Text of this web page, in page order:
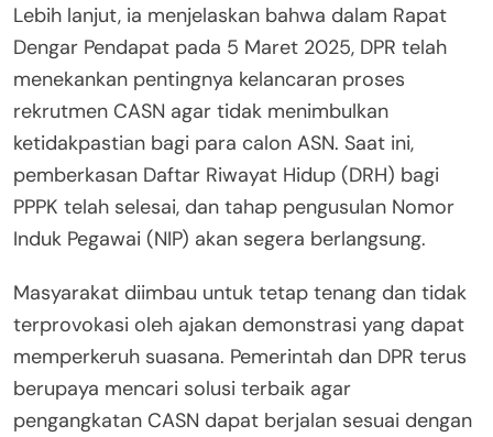
Lebih lanjut, ia menjelaskan bahwa dalam Rapat
Dengar Pendapat pada 5 Maret 2025, DPR telah
menekankan pentingnya kelancaran proses
rekrutmen CASN agar tidak menimbulkan
ketidakpastian bagi para calon ASN. Saat ini,
pemberkasan Daftar Riwayat Hidup (DRH) bagi
PPPK telah selesai, dan tahap pengusulan Nomor
Induk Pegawai (NIP) akan segera berlangsung.
Masyarakat diimbau untuk tetap tenang dan tidak
terprovokasi oleh ajakan demonstrasi yang dapat
memperkeruh suasana. Pemerintah dan DPR terus
berupaya mencari solusi terbaik agar
pengangkatan CASN dapat berjalan sesuai dengan